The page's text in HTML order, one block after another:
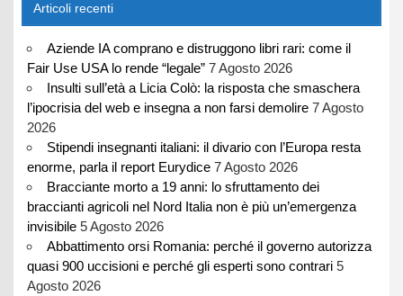
Articoli recenti
Aziende IA comprano e distruggono libri rari: come il
Fair Use USA lo rende “legale” 7 Agosto 2026
Insulti sull’età a Licia Colò: la risposta che smaschera
l’ipocrisia del web e insegna a non farsi demolire 7 Agosto
2026
Stipendi insegnanti italiani: il divario con l’Europa resta
enorme, parla il report Eurydice 7 Agosto 2026
Bracciante morto a 19 anni: lo sfruttamento dei
braccianti agricoli nel Nord Italia non è più un’emergenza
invisibile 5 Agosto 2026
Abbattimento orsi Romania: perché il governo autorizza
quasi 900 uccisioni e perché gli esperti sono contrari 5
Agosto 2026